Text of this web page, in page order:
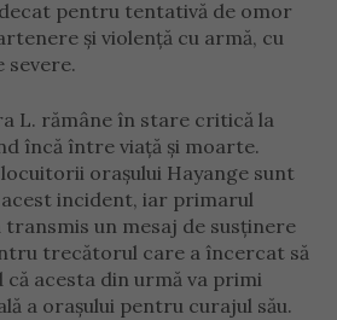
pentru tentativă de omor
și violență cu armă, cu
severe.
L. rămâne în stare critică la
încă între viață și moarte.
orașului Hayange sunt
incident, iar primarul
transmis un mesaj de susținere
trecătorul care a încercat să
că acesta din urmă va primi
a orașului pentru curajul său.